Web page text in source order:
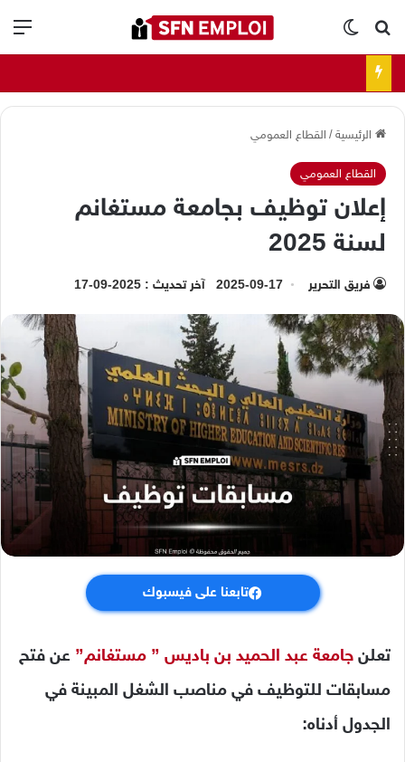
بحث عنالوضع المظلم
الرئيسية/ القطاع العمومي
القطاع العمومي
إعلان توظيف بجامعة مستغانم
لسنة 2025
فريق التحرير 2025-09-17 آخر تحديث : 2025-09-17
تابعنا على فيسبوك
تعلنجامعة عبد الحميد بن باديس ” مستغانم” عن فتح
مسابقات للتوظيف في مناصب الشغل المبينة في
الجدول أدناه: